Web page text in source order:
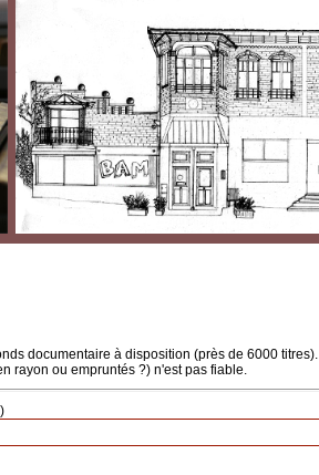
documentaire à disposition (près de 6000 titres).
rayon ou empruntés ?) n'est pas fiable.